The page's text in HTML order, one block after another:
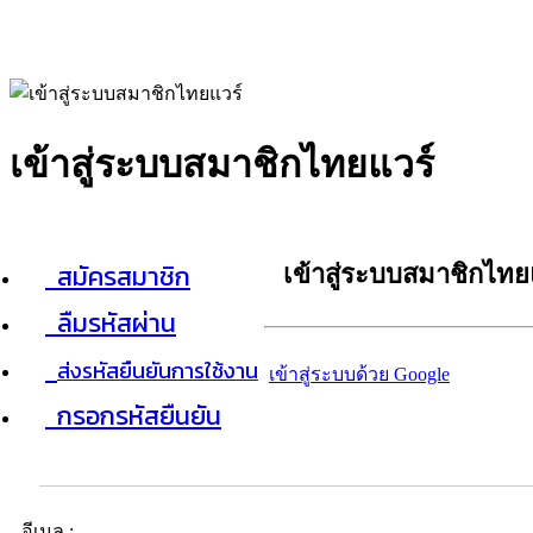
เข้าสู่ระบบสมาชิกไทยแวร์
สมัครสมาชิก
ลืมรหัสผ่าน
ส่งรหัสยืนยันการใช้งาน
กรอกรหัสยืนยัน
เข้าสู่ระบบสมาชิกไท
เข้าสู่ระบบด้วย Google